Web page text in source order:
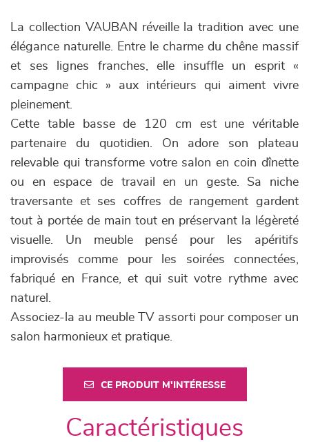
La collection VAUBAN réveille la tradition avec une
élégance naturelle. Entre le charme du chêne massif
et ses lignes franches, elle insuffle un esprit «
campagne chic » aux intérieurs qui aiment vivre
pleinement.
Cette table basse de 120 cm est une véritable
partenaire du quotidien. On adore son plateau
relevable qui transforme votre salon en coin dînette
ou en espace de travail en un geste. Sa niche
traversante et ses coffres de rangement gardent
tout à portée de main tout en préservant la légèreté
visuelle. Un meuble pensé pour les apéritifs
improvisés comme pour les soirées connectées,
fabriqué en France, et qui suit votre rythme avec
naturel.
Associez-la au meuble TV assorti pour composer un
salon harmonieux et pratique.
CE PRODUIT M'INTÉRESSE
Caractéristiques